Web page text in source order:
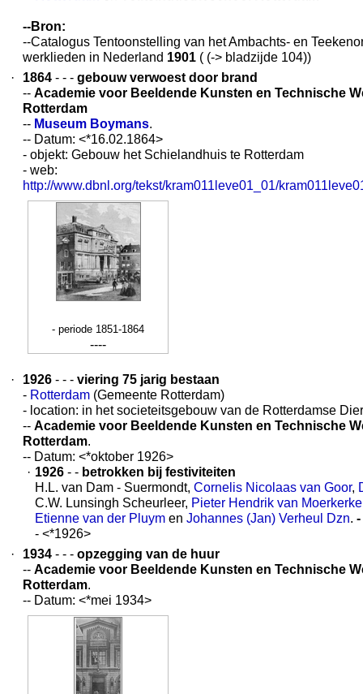
--Bron:
--Catalogus Tentoonstelling van het Ambachts- en
werklieden in Nederland 1901 ( (-> bladzijde 104))
·
1864 - - - gebouw verwoest door brand
-- Academie voor Beeldende Kunsten en Technische
Rotterdam
-- Museum Boymans.
-- Datum: <*16.02.1864>
- objekt: Gebouw het Schielandhuis te Rotterdam
- web:
http://www.dbnl.org/tekst/kram011leve01_01/
- periode 1851-1864
----
· 1926 - - - viering 75 jarig bestaan
- Rotterdam (Gemeente Rotterdam)
- location: in het societeitsgebouw van de Rotterdamse
-- Academie voor Beeldende Kunsten en Technische
Rotterdam.
-- Datum: <*oktober 1926>
· 1926 - - betrokken bij festiviteiten
H.L. van Dam - Suermondt, Cornelis Nicolaas van Goor,
C.W. Lunsingh Scheurleer, Pieter Hendrik van
Etienne van der Pluym en Johannes (Jan) Verheul Dzn.
- <*1926>
·
1934 - - - opzegging van de huur
-- Academie voor Beeldende Kunsten en Technische
Rotterdam.
-- Datum: <*mei 1934>